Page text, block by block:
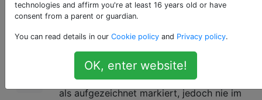
0
Ich habe eine neue Virtaul Box erstellt, auf
die USB-Erfassung funktioniert nicht.
Wenn ich das USB-Flash-Laufwerk
aufzeichne, wird das Häkchen darauf zwar
als aufgezeichnet markiert, jedoch nie im
technologies and affirm you're at least 16 years old or have
consent from a parent or guardian.
You can read details in our Cookie policy and Privacy policy.
OK, enter website!